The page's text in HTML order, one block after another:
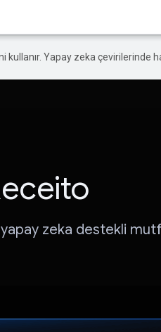
Yapay zeka çevirilerinde
zeka destekli